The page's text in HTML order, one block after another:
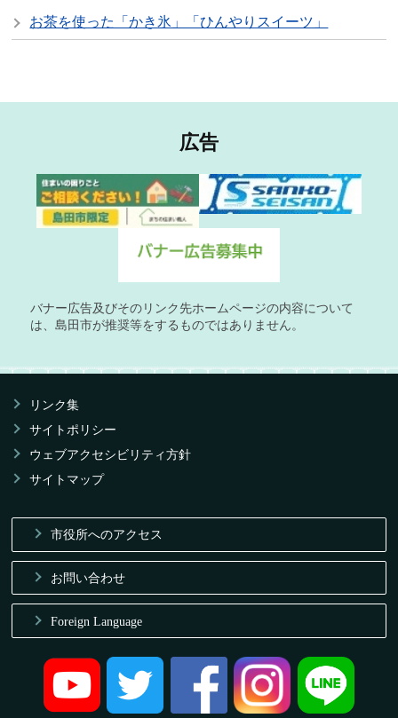
お茶を使った「かき氷」「ひんやりスイーツ」
広告
バナー広告及びそのリンク先ホームページの内容について
は、島田市が推奨等をするものではありません。
リンク集
サイトポリシー
ウェブアクセシビリティ方針
サイトマップ
市役所へのアクセス
お問い合わせ
Foreign Language